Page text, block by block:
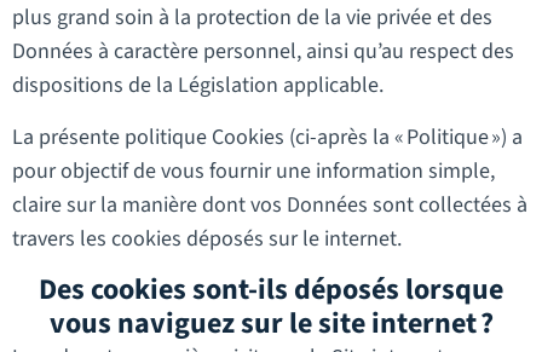
plus grand soin à la protection de la vie privée et des
Données à caractère personnel, ainsi qu’au respect des
dispositions de la Législation applicable.
La présente politique Cookies (ci-après la « Politique ») a
pour objectif de vous fournir une information simple,
claire sur la manière dont vos Données sont collectées à
travers les cookies déposés sur le internet.
Des cookies sont-ils déposés lorsque
vous naviguez sur le site internet ?